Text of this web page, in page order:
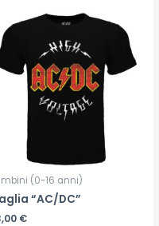
(0-16 anni)
“AC/DC”
€